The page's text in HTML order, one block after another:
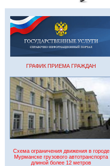
ГРАФИК ПРИЕМА ГРАЖДАН
Схема ограничения движения в городе
Мурманске грузового автотранспорта
длиной более 12 метров